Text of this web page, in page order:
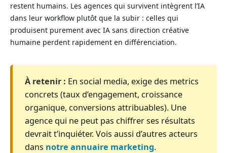
restent humains. Les agences qui survivent intègrent l’IA
dans leur workflow plutôt que la subir : celles qui
produisent purement avec IA sans direction créative
humaine perdent rapidement en différenciation.
À retenir : En social media, exige des metrics
concrets (taux d’engagement, croissance
organique, conversions attribuables). Une
agence qui ne peut pas chiffrer ses résultats
devrait t’inquiéter. Vois aussi d’autres acteurs
dans notre annuaire marketing.